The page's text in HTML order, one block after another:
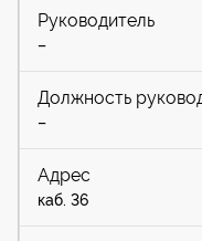
–
–
каб. 36